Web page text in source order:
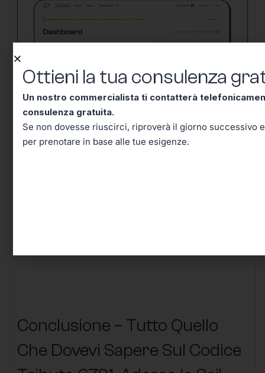
Un nostro commercialista ti contatterà
Conclusione – Tutto Quello
Che Dovevi Sapere Sul Codice
Ottieni la tua consulenza
Un nostro commercialista ti contatterà
consulenza gratuita.
Se non dovesse riuscirci, riproverà il giorno successivo
per prenotare in base alle tue esigenze.